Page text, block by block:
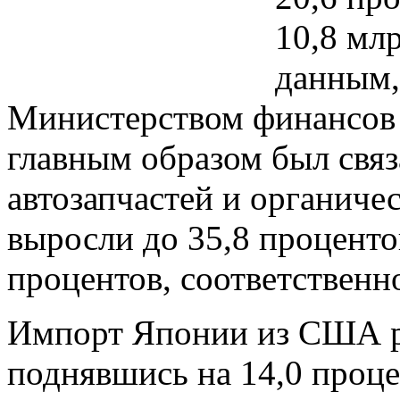
10,8
Министерством
главным образом был
автозапчастей и
выросли до 35,8
процентов,
Импорт Японии из США
поднявшись на 14,0